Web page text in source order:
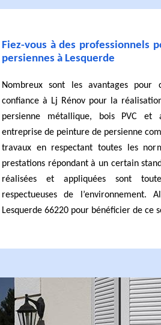
Fiez-vous à des professionnels
persiennes à Lesquerde
Nombreux sont les avantages
confiance à Lj Rénov pour la
persienne métallique, bois PVC
entreprise de peinture de persienne
travaux en respectant toutes les
prestations répondant à un certain
réalisées et appliquées sont
respectueuses de l’environnement.
Lesquerde 66220 pour bénéficier de ce